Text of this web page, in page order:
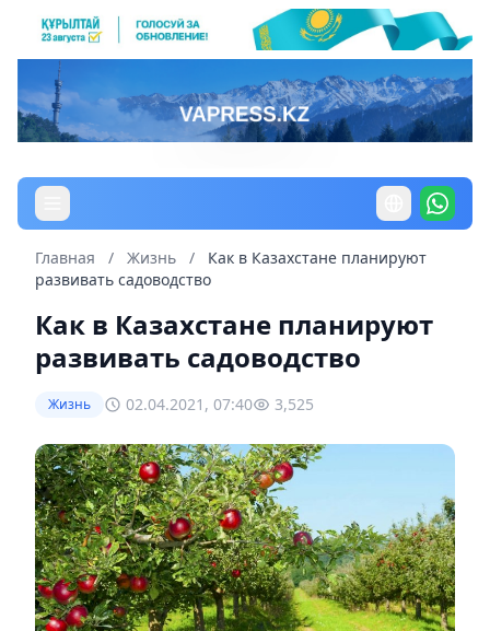
Главная / Жизнь /
Как в Казахстане планируют
развивать садоводство
Как в Казахстане планируют
развивать садоводство
Жизнь 02.04.2021, 07:40 3,525